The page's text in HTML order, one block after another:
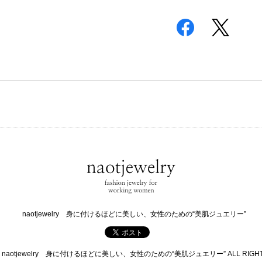
naotjewelry 身に付けるほどに美しい、女性のための“美肌ジュエリー”
身に付けるほどに美しい、女性のための“美肌ジュエリー” ALL